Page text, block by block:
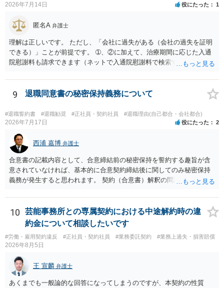
2026年7月14日 役にたった 1
匿名A 弁護士
理解は正しいです。 ただし、「会社に過失がある（会社の過失を証明
できる）」ことが前提です。 ➀、②に加えて、治療期間に応じた入通
院慰謝料も請求できます（ネットで入通院慰謝料で検索すると詳しい
後遺障害慰謝料も請求できます。これらは後遺障害の等級、あなたの
収入、年齢等で大きく変わりますので一般的にいくらとは言えませ
ん。 弁護士に依頼する費用はそれぞれの弁護士で異なるので個別に聞
いてみるしかありませんが、旧日弁連規準を使った着手金・成功報酬
方式と着手金ゼロまたは少額で成功報酬大目の方式のどちらかが多い
と思います（個々の弁護士次第なので一般化はできません）。 早めに
弁護士に直接面談で相談されることをお勧めします。
9 退職同意書の秘密保持義務について
#退職誓約書 #退職勧奨 #正社員・契約社員 #退職理由(自己都合・会社都合)
2026年7月17日 役にたった 2
西浦 嘉博 弁護士
合意書の記載内容として、合意締結前の秘密保持を誓約する趣旨が含
意されていなければ、基本的に合意契約締結後に関してのみ秘密保持
義務が発生すると思われます。 契約（合意書）解釈の問題ですので、
場合、最寄りの法律事務所で相談されることを検討ください。
10
芸能事務所との専属契約における中途解約時の違
約金について相談したいです
#労働・雇用契約違反 #正社員・契約社員 #業務委託契約 #業務上過失・損害賠償
2026年8月5日
王 宣麟 弁護士
あくまでも一般論的な回答になってしまうのですが、本契約の性質